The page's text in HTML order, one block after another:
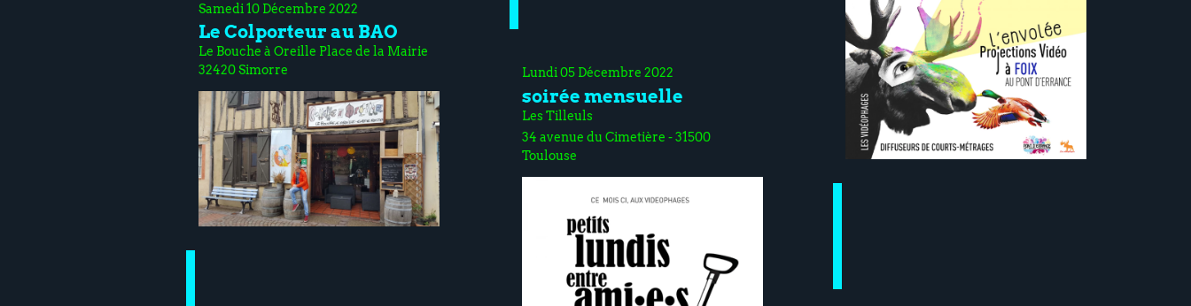
Samedi 10 Décembre 2022
Le Colporteur au BAO
Le Bouche à Oreille Place de la Mairie
32420 Simorre
Lundi 05 Décembre 2022
soirée mensuelle
Les Tilleuls
34 avenue du Cimetière - 31500
Toulouse